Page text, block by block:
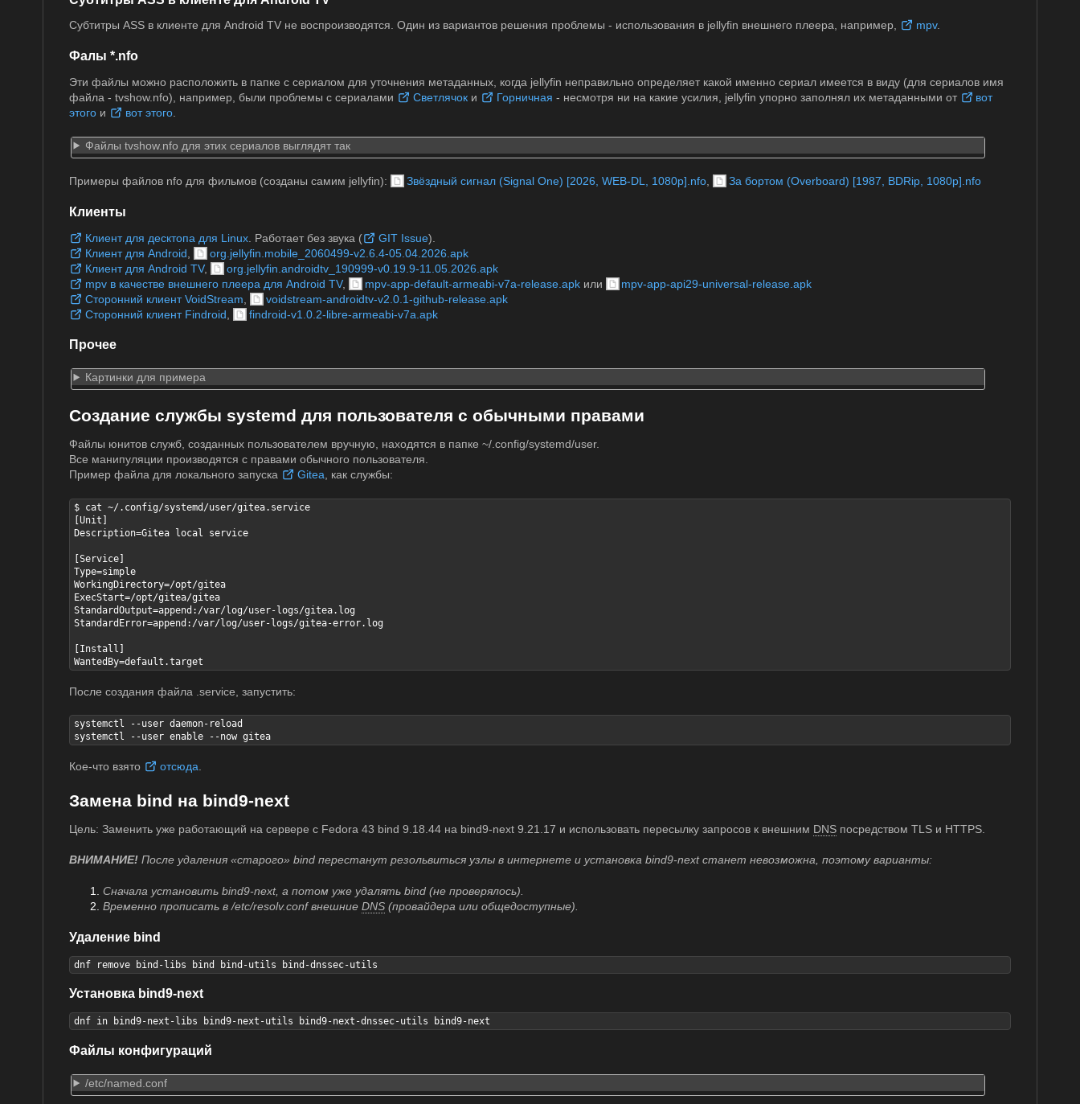
Субтитры ASS в клиенте для Android TV не воспроизводятся. Один из вариантов решения проблемы - использования в jellyfin внешнего плеера, например, mpv.
Фалы *.nfo
Эти файлы можно расположить в папке с сериалом для уточнения метаданных, когда jellyfin неправильно определяет какой именно сериал имеется в виду (для сериалов имя
файла - tvshow.nfo), например, были проблемы с сериалами
Светлячок и Горничная - несмотря ни на какие усилия, jellyfin упорно заполнял их метаданными от
вот
этого и вот этого
Файлы tvshow.nfo для этих сериалов выглядят так
Примеры файлов nfo для фильмов (созданы самим jellyfin): Звёздный сигнал (Signal One) [2026, WEB-DL, 1080p].nfo За бортом (Overboard) [1987, BDRip, 1080p].nfo
Клиенты
Клиент для десктопа для Linux . Работает без звука ( GIT Issue).
Клиент для Android
org.jellyfin.mobile_2060499-v2.6.4-05.04.2026.apk
Клиент для Android TV,
org.jellyfin.androidtv_190999-v0.19.9-11.05.2026.apk
mpv в качестве внешнего плеера для Android TV, mpv-app-default-armeabi-v7a-release.apkили
mpv-app-api29-universal-release.apk
Сторонний клиент VoidStream
voidstream-androidtv-v2.0.1-github-release.apk
Сторонний клиент Findroid
findroid-v1.0.2-libre-armeabi-v7a.apk
Прочее
Картинки для примера
Создание службы systemd для пользователя с обычными правами
Файлы юнитов служб, созданных пользователем вручную, находятся в папке ~/.config/systemd/user.
Все манипуляции производятся с правами обычного пользователя.
Пример файла для локального запуска
Gitea, как службы:
$ cat ~/.config/systemd/user/gitea.service
[Unit]
Description=Gitea local service
[Service]
Type=simple
WorkingDirectory=/opt/gitea
ExecStart=/opt/gitea/gitea
StandardOutput=append:/var/log/user-logs/gitea.log
StandardError=append:/var/log/user-logs/gitea-error.log
[Install]
WantedBy=default.target
После создания файла .service, запустить:
systemctl --user daemon-reload
systemctl --user enable --now gitea
Кое-что взято отсюда
Замена bind на bind9-next
Цель: Заменить уже работающий на сервере с Fedora 43 bind 9.18.44 на bind9-next 9.21.17 и использовать пересылку запросов к внешним DNS посредством TLS и HTTPS.
ВНИМАНИЕ! После удаления «старого» bind перестанут резольвиться узлы в интернете и установка bind9-next станет невозможна, поэтому варианты:
Сначала установить bind9-next, а потом уже удалять bind (не проверялось).
Временно прописать в /etc/resolv.conf внешниеDNS (провайдера или общедоступные).
Удаление bind
dnf remove bind-libs bind bind-utils bind-dnssec-utils
Установка bind9-next
dnf in bind9-next-libs bind9-next-utils bind9-next-dnssec-utils bind9-next
Файлы конфигураций
/etc/named.conf